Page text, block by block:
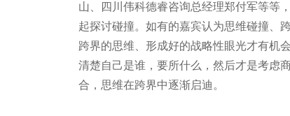
山、四川伟科德睿咨询总经理郑付军等等
起探讨碰撞。如有的嘉宾认为思维碰撞、
跨界的思维、形成好的战略性眼光才有机
清楚自己是谁，要所什么，然后才是考虑
合，思维在跨界中逐渐启迪。